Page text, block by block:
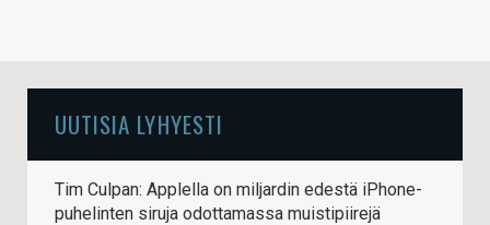
UUTISIA LYHYESTI
Tim Culpan: Applella on miljardin edestä iPhone-
puhelinten siruja odottamassa muistipiirejä